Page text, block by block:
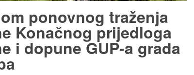
ponovnog traženja
Konačnog prijedloga
i dopune GUP-a grada